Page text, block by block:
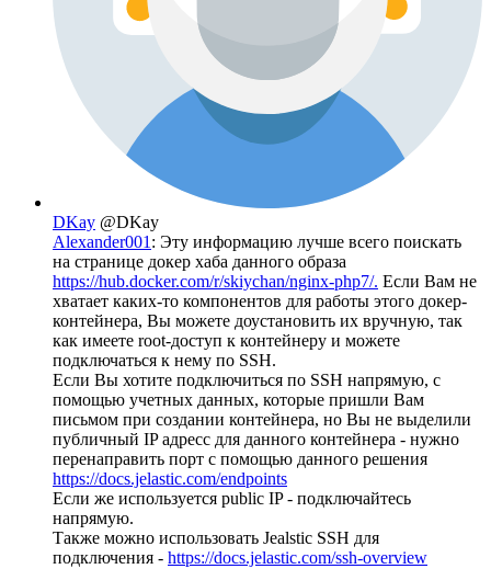
DKay @DKay
Alexander001 : Эту информацию лучше всего поискать
на странице докер хаба данного образа
https://hub.docker.com/r/skiychan/nginx-php7/. Если Вам не
хватает каких-то компонентов для работы этого докер-
контейнера, Вы можете доустановить их вручную, так
как имеете root-доступ к контейнеру и можете
подключаться к нему по SSH.
Если Вы хотите подключиться по SSH напрямую, с
помощью учетных данных, которые пришли Вам
письмом при создании контейнера, но Вы не выделили
публичный IP адресс для данного контейнера - нужно
перенаправить порт с помощью данного решения
https://docs.jelastic.com/endpoints
Если же используется public IP - подключайтесь
напрямую.
Также можно использовать Jealstic SSH для
подключения - https://docs.jelastic.com/ssh-overview